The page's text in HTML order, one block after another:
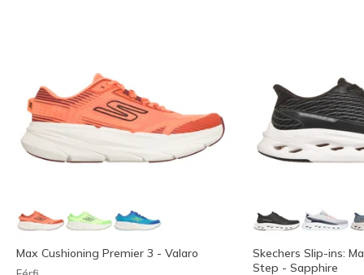
Max Cushioning Premier 3 - Valaro
Skechers Slip-ins:
Step - Sapphire